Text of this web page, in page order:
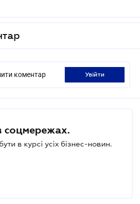
коментар увійти
соцмережах.
в курсі усіх бізнес-новин.